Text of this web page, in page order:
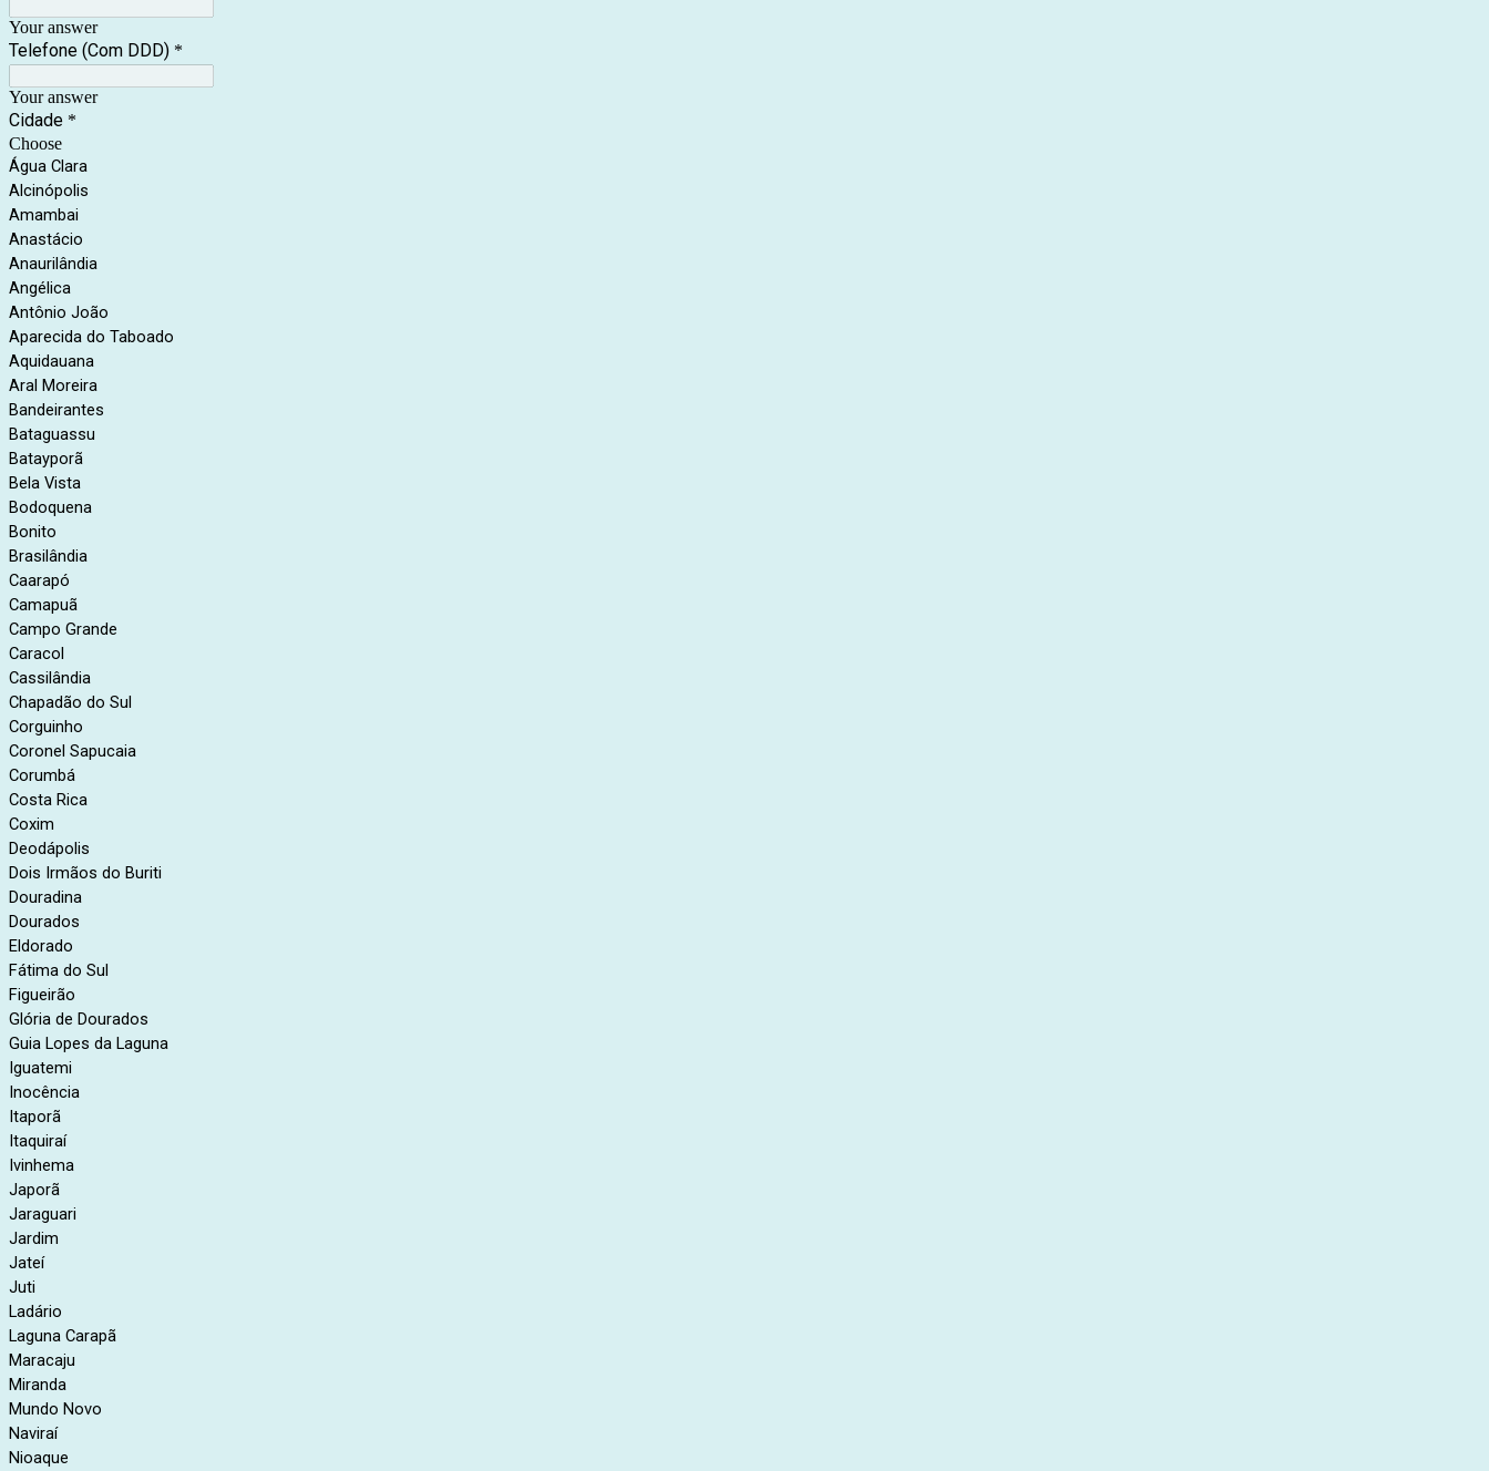
Your answer
Telefone (Com DDD) *
Your answer
Cidade *
Choose
Água Clara
Alcinópolis
Amambai
Anastácio
Anaurilândia
Angélica
Antônio João
Aparecida do Taboado
Aquidauana
Aral Moreira
Bandeirantes
Bataguassu
Batayporã
Bela Vista
Bodoquena
Bonito
Brasilândia
Caarapó
Camapuã
Campo Grande
Caracol
Cassilândia
Chapadão do Sul
Corguinho
Coronel Sapucaia
Corumbá
Costa Rica
Coxim
Deodápolis
Dois Irmãos do Buriti
Douradina
Dourados
Eldorado
Fátima do Sul
Figueirão
Glória de Dourados
Guia Lopes da Laguna
Iguatemi
Inocência
Itaporã
Itaquiraí
Ivinhema
Japorã
Jaraguari
Jardim
Jateí
Juti
Ladário
Laguna Carapã
Maracaju
Miranda
Mundo Novo
Naviraí
Nioaque